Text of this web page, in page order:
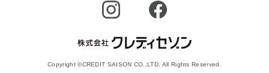
Copyright ©CREDIT SAISON CO.,LTD. All Rights Reserved.